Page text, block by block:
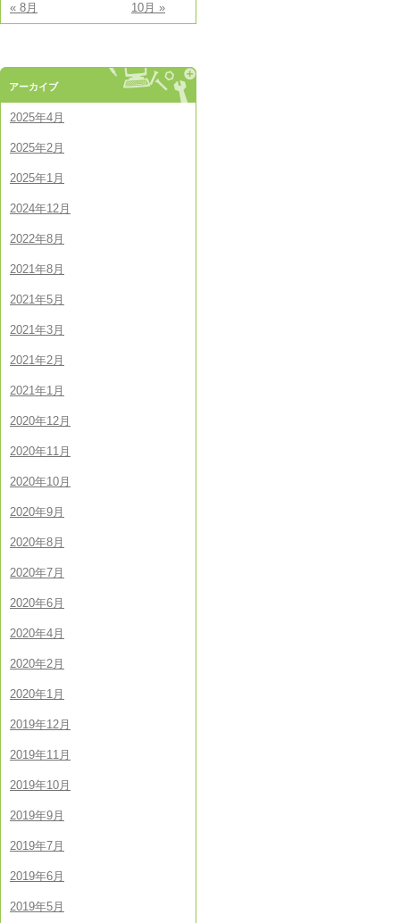
« 8月 10月 »
アーカイブ
2025年4月
2025年2月
2025年1月
2024年12月
2022年8月
2021年8月
2021年5月
2021年3月
2021年2月
2021年1月
2020年12月
2020年11月
2020年10月
2020年9月
2020年8月
2020年7月
2020年6月
2020年4月
2020年2月
2020年1月
2019年12月
2019年11月
2019年10月
2019年9月
2019年7月
2019年6月
2019年5月